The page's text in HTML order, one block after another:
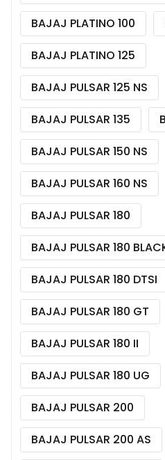
BAJAJ PLATINO 100
BAJAJ PLATINO 125
BAJAJ PULSAR 125 NS
BAJAJ PULSAR 135
BAJAJ PULSAR 150 NS
BAJAJ PULSAR 160 NS
BAJAJ PULSAR 180
BAJAJ PULSAR 180
BAJAJ PULSAR 180 DTSI
BAJAJ PULSAR 180 GT
BAJAJ PULSAR 180 II
BAJAJ PULSAR 180 UG
BAJAJ PULSAR 200
BAJAJ PULSAR 200 AS